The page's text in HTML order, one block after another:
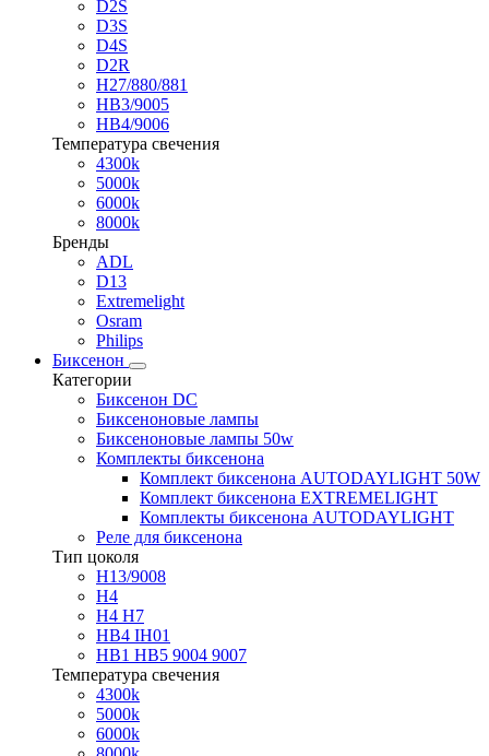
D2S
D3S
D4S
D2R
H27/880/881
HB3/9005
HB4/9006
Температура свечения
4300k
5000k
6000k
8000k
Бренды
ADL
D13
Extremelight
Osram
Philips
Биксенон
Категории
Биксенон DC
Биксеноновые лампы
Биксеноновые лампы 50w
Комплекты биксенона
Комплект биксенона AUTODAYLIGHT 50W
Комплект биксенона EXTREMELIGHT
Комплекты биксенона AUTODAYLIGHT
Реле для биксенона
Тип цоколя
H13/9008
H4
H4 H7
HB4 IH01
HB1 HB5 9004 9007
Температура свечения
4300k
5000k
6000k